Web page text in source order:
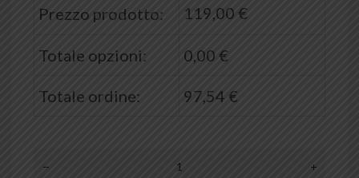
Prezzo prodotto: 119,00 €
Totale opzioni: 0,00 €
Totale ordine: 97,54 €